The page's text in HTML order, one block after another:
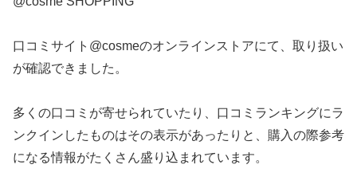
口コミサイト@cosmeのオンラインストアにて、取り扱い
が確認できました。
多くの口コミが寄せられていたり、口コミランキングにラ
ンクインしたものはその表示があったりと、購入の際参考
になる情報がたくさん盛り込まれています。